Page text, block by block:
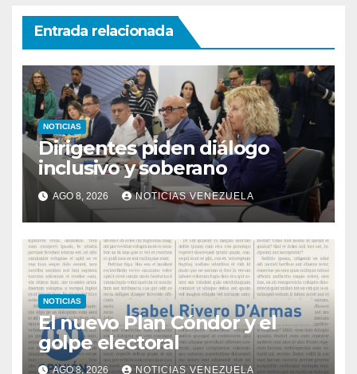
Entrada relacionada
NOTICIAS
Dirigentes piden diálogo
inclusivo y soberano
AGO 8, 2026 NOTICIAS VENEZUELA
NOTICIAS
El nuevo Plan Cóndor y el
golpe electoral
AGO 8, 2026 NOTICIAS VENEZUELA